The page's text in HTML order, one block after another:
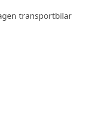
transportbilar